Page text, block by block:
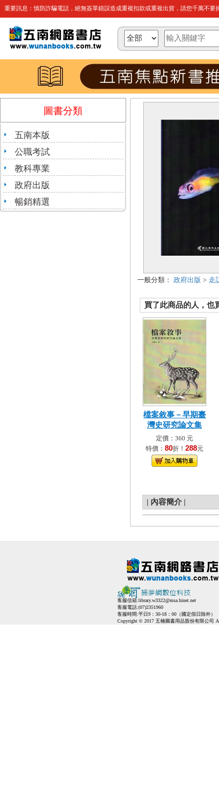
重要訊息：慎防詐騙電話，絕無簽單錯誤造成重複扣款或重複出貨，請您千萬不要
圖書分類
五南本版
公職考試
教科專業
政府出版
暢銷精選
一般分類： 政府出版 > 走
買了此商品的人，也
檔案敘事－早期臺
灣史研究論文集
定價：360 元
特價： 80折！ 288元
| 內容簡介 |
客服信箱:library.w3322@msa.hinet.net
客服電話:(07)2351960
客服時間:平日9：30-18：00（國定假日除外）
Copyright © 2017 五楠圖書用品股份有限公司